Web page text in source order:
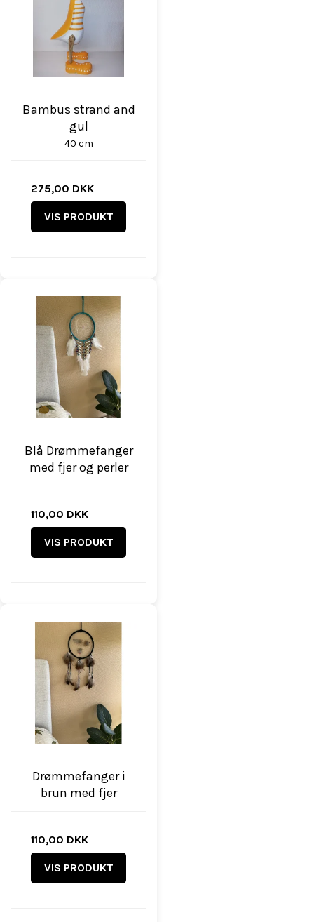
Bambus strand and
gul
40 cm
275,00 DKK
VIS PRODUKT
Blå Drømmefanger
med fjer og perler
110,00 DKK
VIS PRODUKT
Drømmefanger i
brun med fjer
110,00 DKK
VIS PRODUKT